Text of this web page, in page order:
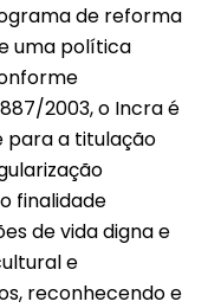
de reforma
uma política
2003, o Incra é
a titulação
finalidade
de vida digna e
e
reconhecendo e